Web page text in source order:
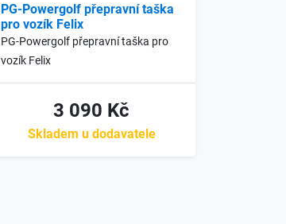
PG-Powergolf přepravní taška
pro vozík Felix
PG-Powergolf přepravní taška pro
vozík Felix
3 090 Kč
Skladem u dodavatele